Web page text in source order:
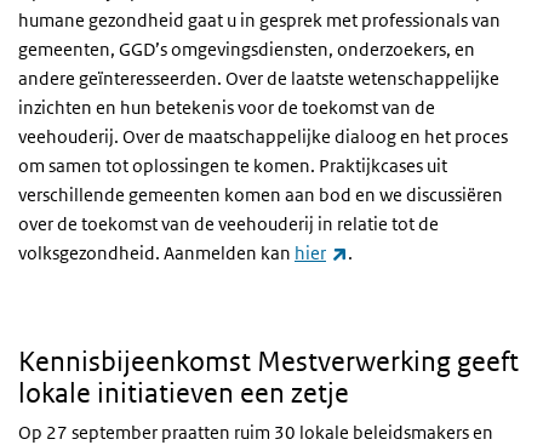
humane gezondheid gaat u in gesprek met professionals van
gemeenten, GGD’s omgevingsdiensten, onderzoekers, en
andere geïnteresseerden. Over de laatste wetenschappelijke
inzichten en hun betekenis voor de toekomst van de
veehouderij. Over de maatschappelijke dialoog en het proces
om samen tot oplossingen te komen. Praktijkcases uit
verschillende gemeenten komen aan bod en we discussiëren
over de toekomst van de veehouderij in relatie tot de
volksgezondheid. Aanmelden kan hier (externe link)
.
Kennisbijeenkomst Mestverwerking geeft
lokale initiatieven een zetje
Op 27 september praatten ruim 30 lokale beleidsmakers en